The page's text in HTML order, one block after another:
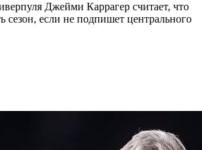
Джейми Каррагер считает, что
сезон, если не подпишет центрального